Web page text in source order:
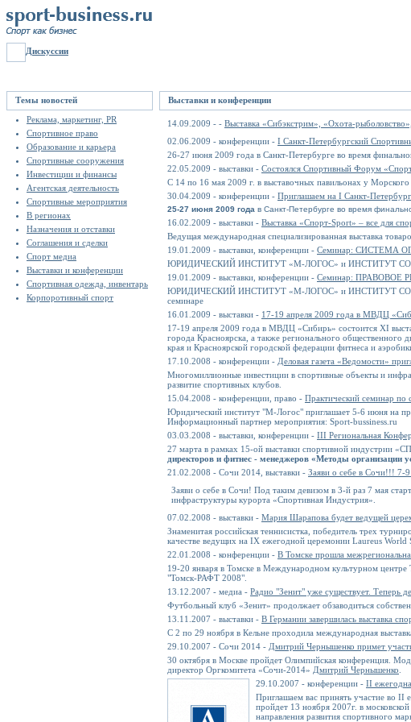
Дискуссии
Темы новостей
Реклама, маркетинг, PR
Спортивное право
Образование и карьера
Спортивные сооружения
Инвестиции и финансы
Агентская деятельность
Спортивные мероприятия
В регионах
Назначения и отставки
Соглашения и сделки
Спорт медиа
Выставки и конференции
Спортивная одежда, инвентарь
Корпоротивный спорт
Выставки и конференции
14.09.2009 - - Выставка «Cибэкстрим», «Охота-
02.06.2009 - конференции - I Санкт-Петербургский
26-27 июня 2009 года в Санкт-Петербурге во время
22.05.2009 - выставки - Состоялся Спортивный Форум
С 14 по 16 мая 2009 г. в выставочных павильонах у
30.04.2009 - конференции - Приглашаем на I Санкт-
25-27 июня 2009 года в Санкт-Петербурге во время
16.02.2009 - выставки - Выставка «Спорт-Sport» – все для
Ведущая международная специализированная выставка
19.01.2009 - выставки, конференции - Семинар: СИСТЕМА
ЮРИДИЧЕСКИЙ ИНСТИТУТ «М-ЛОГОС» и ИНСТИТУТ
19.01.2009 - выставки, конференции - Семинар: ПРАВОВОЕ
ЮРИДИЧЕСКИЙ ИНСТИТУТ «М-ЛОГОС» и ИНСТИТУТ
семинаре
16.01.2009 - выставки - 17-19 апреля 2009 года в МВДЦ
17-19 апреля 2009 года в МВДЦ «Сибирь» состоится XI
города Красноярска, а также регионального
края и Красноярской городской федерации фитнеса и
17.10.2008 - конференции - Деловая газета «Ведомости»
Многомиллионные инвестиции в спортивные объекты и
развитие спортивных клубов.
15.04.2008 - конференции, право - Практический семинар по
Юридический институт "М-Логос" приглашает 5-6 июня на
Информационный партнер мероприятия: Sport-bussiness.ru
03.03.2008 - выставки, конференции - III Региональная
27 марта в рамках 15-ой выставки спортивной индустрии
директоров и фитнес - менеджеров «Методы организации
21.02.2008 - Сочи 2014, выставки - Заяви о себе в Сочи!!! 7-9
Заяви о себе в Сочи! Под таким девизом в 3-й раз 7 мая
инфраструктуры курорта «Спортивная Индустрия».
07.02.2008 - выставки - Мария Шарапова будет ведущей
Знаменитая российская теннисистка, победитель трех
качестве ведущих на IX ежегодной церемонии Laureus World
22.01.2008 - конференции - В Томске прошла
19-20 января в Томске в Международном культурном центре
"Томск-РАФТ 2008".
13.12.2007 - медиа - Радио "Зенит" уже существует. Теперь
Футбольный клуб «Зенит» продолжает обзаводиться
13.11.2007 - выставки - В Германии завершилась выставка
С 2 по 29 ноября в Кельне проходила международная
29.10.2007 - Сочи 2014 - Дмитрий Чернышенко примет
30 октября в Москве пройдет Олимпийская конференция.
директор Оргкомитета «Сочи-2014» Дмитрий Чернышенко
29.10.2007 - конференции - II
Приглашаем вас принять участие
пройдет 13 ноября 2007г. в
направления развития спортивного